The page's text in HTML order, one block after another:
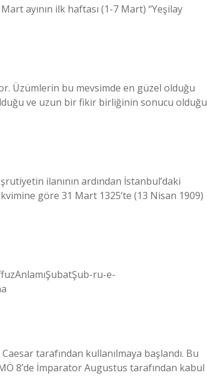
ayının ilk haftası (1-7 Mart) “Yeşilay
Üzümlerin bu mevsimde en güzel olduğu
ve uzun bir fikir birliğinin sonucu olduğu
ilanının ardından İstanbul’daki
göre 31 Mart 1325’te (13 Nisan 1909)
ru-e-
tarafından kullanılmaya başlandı. Bu
8’de İmparator Augustus tarafından kabul